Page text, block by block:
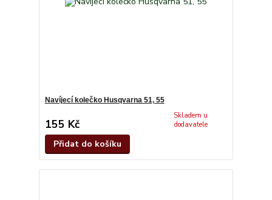
Navíjecí kolečko Husqvarna 51, 55
155 Kč
Skladem u
dodavatele
Přidat do košíku